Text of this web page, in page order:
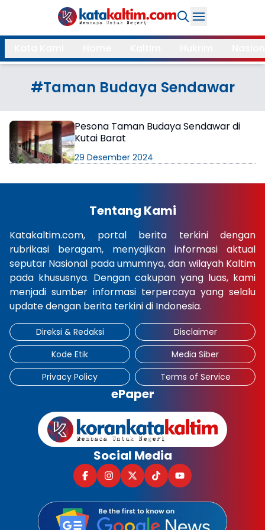
Daerah
Kukar
Samarinda
Bontang
Balikpapan
Kubar
Kutim
PPU
Mahulu
Paser
Berau
Opini
Gaya
Hidup
×
Search
#Taman Budaya Sendawar
Pesona Taman Budaya Sendawar di
Kutai Barat
29 Desember 2024
Tentang Kami
Katakaltim.com, portal berita terkini dengan
rubrikasi beragam, menyajikan informasi aktual
seputar Nasional pada umumnya, dan wilayah Kaltim
pada khususnya. Dengan cakupan yang luas, kami
menjadi sumber informasi terpercaya yang selalu
update dengan berita terkini di Indonesia.
Direksi & Redaksi
Disclaimer
Kode Etik
Media Siber
Privacy Policy
Terms of Service
ePaper
Social Media